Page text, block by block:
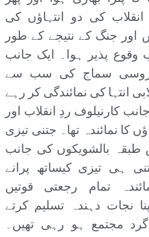
انقلاب کی دو انتہاؤں کی
جنگ کے نتیجے کے طور
وقوع پذیر ہوا۔ ایک جانب
روسی سماج کی سب سے
انتہا کی نمائندگی کر رہے
کارنیلوف ردِ انقلاب اور
کا نمائندہ تھا۔ جتنی تیزی
بالشویکوں کی جانب
ہی تیزی کیساتھ پرانے
تمام رجعتی قوتیں
نجات دہندہ تسلیم کرتے
مجتمع ہو رہی تھیں۔